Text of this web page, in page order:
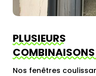
PLUSIEURS
COMBINAISONS
Nos fenêtres